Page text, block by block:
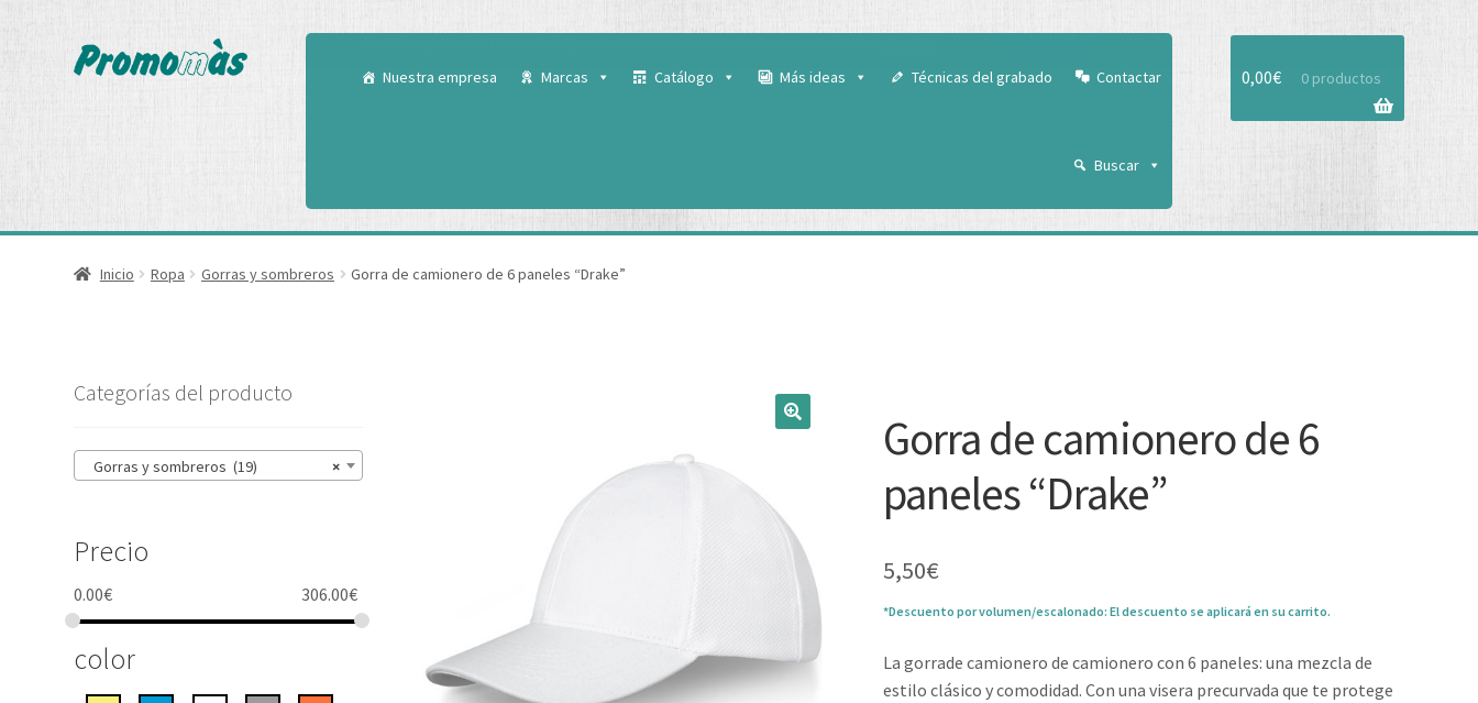
Nuestra empresa Marcas Catálogo Más ideas Técnicas del grabado Contactar
Buscar
0,00€ 0 productos
Inicio Ropa Gorras y sombreros Gorra de camionero de 6 paneles “Drake”
Gorra de camionero de 6
paneles “Drake”
5,50€
*Descuento por volumen/escalonado: El descuento se aplicará en su carrito.
La gorrade camionero de camionero con 6 paneles: una mezcla de
estilo clásico y comodidad. Con una visera precurvada que te protege
Categorías del producto
×
Gorras y sombreros (19)
Precio
0.00€ 306.00€
color
Aceptar